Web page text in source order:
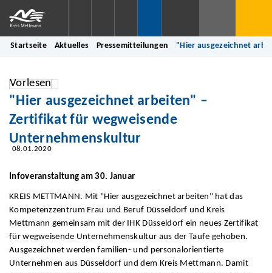
Startseite Aktuelles Pressemitteilungen "Hier ausgezeichnet
Vorlesen
"Hier ausgezeichnet arbeiten" –
Zertifikat für wegweisende
Unternehmenskultur
08.01.2020
Infoveranstaltung am 30. Januar
KREIS METTMANN. Mit "Hier ausgezeichnet arbeiten" hat das
Kompetenzzentrum Frau und Beruf Düsseldorf und Kreis
Mettmann gemeinsam mit der IHK Düsseldorf ein neues Zertifikat
für wegweisende Unternehmenskultur aus der Taufe gehoben.
Ausgezeichnet werden familien- und personalorientierte
Unternehmen aus Düsseldorf und dem Kreis Mettmann. Damit